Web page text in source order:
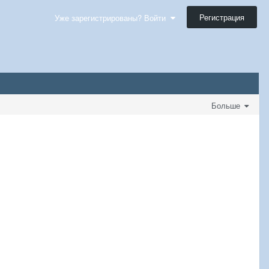
Уже зарегистрированы? Войти Регистрация
Больше